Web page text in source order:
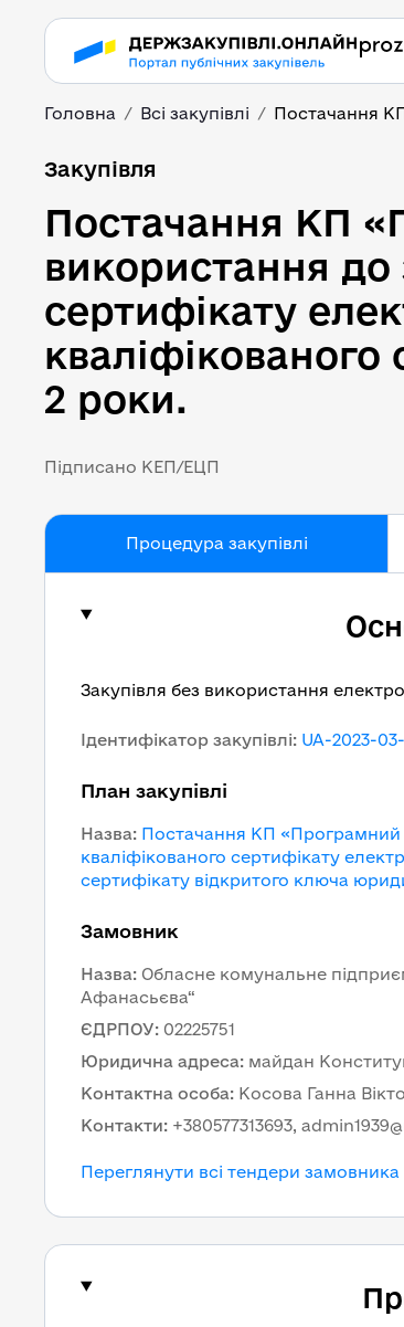
Головна Всі закупівлі Постачання
Постачання КП
Закупівля
Постачання КП
використання до
сертифікату
2 роки.
Підписано КЕП/ЕЦП
Процедура закупівлі
Закупівля без використання
Ідентифікатор закупівлі: UA-2023-
План закупівлі
Назва: Постачання КП «Програмний
кваліфікованого сертифікату
сертифікату відкритого ключа
Замовник
Назва: Обласне комунальне
Афанасьєва“
ЄДРПОУ: 02225751
Юридична адреса: майдан
Контактна особа: Косова Ганна
Контакти: +380577313693,
Переглянути всі тендери замовника